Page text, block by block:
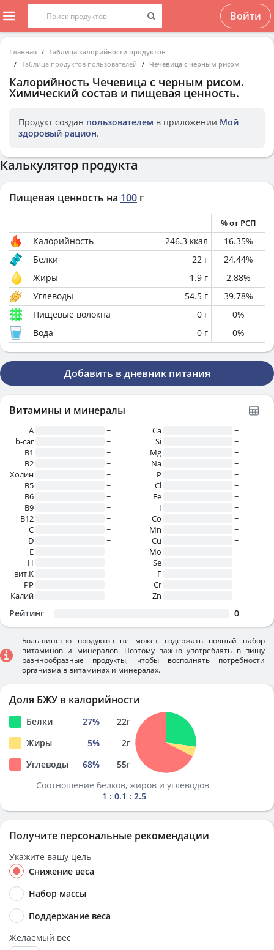
Войти
Главная
Таблица калорийности продуктов
Таблица продуктов пользователей
Чечевица с черным рисом
Калорийность Чечевица с черным рисом.
Химический состав и пищевая ценность.
Продукт создан пользователем в приложении Мой
здоровый рацион.
Калькулятор продукта
Пищевая ценность на 100 г
% от РСП
Калорийность 246.3 ккал 16.35%
Белки
22 г 24.44%
Жиры
1.9 г 2.88%
Углеводы
54.5 г 39.78%
Пищевые волокна
0 г 0%
Вода
0 г 0%
Добавить в дневник питания
Витамины и минералы
A
~
b-car
~
В1
~
B2
~
Холин
~
B5
~
B6
~
B9
~
B12
~
C
~
D
~
E
~
H
~
вит.К
~
PP
~
Калий
~
Ca
~
Si
~
Mg
~
Na
~
P
~
Cl
~
Fe
~
I
~
Co
~
Mn
~
Cu
~
Mo
~
Se
~
F
~
Cr
~
Zn
~
Рейтинг 0
Большинство продуктов не может содержать полный набор
витаминов и минералов. Поэтому важно употреблять в пищу
разннообразные продукты, чтобы восполнять потребности
организма в витаминах и минералах.
Доля БЖУ в калорийности
Белки 27% 22г
Жиры
5% 2г
Углеводы
68% 55г
Соотношение белков, жиров и углеводов
1 : 0.1 : 2.5
Получите персональные рекомендации
Укажите вашу цель
Снижение веса
Набор массы
Поддержание веса
Желаемый вес